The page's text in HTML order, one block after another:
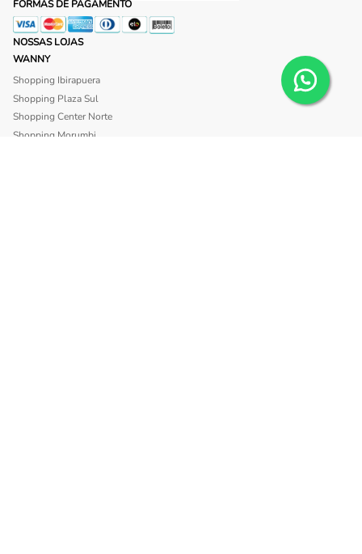
FORMAS DE PAGAMENTO
NOSSAS LOJAS
WANNY
Shopping Ibirapuera
Shopping Plaza Sul
Shopping Center Norte
Shopping Morumbi